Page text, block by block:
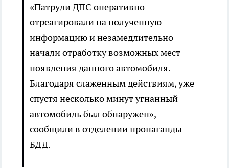
«Патрули ДПС оперативно
отреагировали на полученную
информацию и незамедлительно
начали отработку возможных мест
появления данного автомобиля.
Благодаря слаженным действиям, уже
спустя несколько минут угнанный
автомобиль был обнаружен», -
сообщили в отделении пропаганды
БДД.